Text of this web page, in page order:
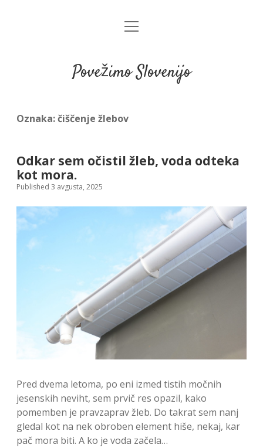
open
Povežimo Slovenijo
Oznaka:čiščenje žlebov
Odkar sem očistil žleb, voda odteka
kot mora.
Published 3 avgusta, 2025
Pred dvema letoma, po eni izmed tistih močnih
jesenskih neviht, sem prvič res opazil, kako
pomemben je pravzaprav žleb. Do takrat sem nanj
gledal kot na nek obroben element hiše, nekaj, kar
pač mora biti. A ko je voda začela…